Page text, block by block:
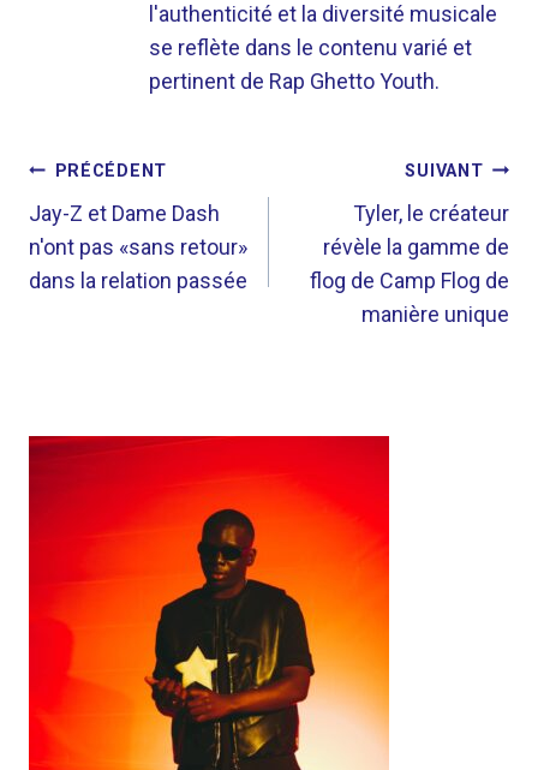
l'authenticité et la diversité musicale
se reflète dans le contenu varié et
pertinent de Rap Ghetto Youth.
NAVIGATION
DE
L’ARTICLE
PRÉCÉDENT
Jay-Z et Dame Dash
n'ont pas «sans retour»
dans la relation passée
SUIVANT
Tyler, le créateur
révèle la gamme de
flog de Camp Flog de
manière unique